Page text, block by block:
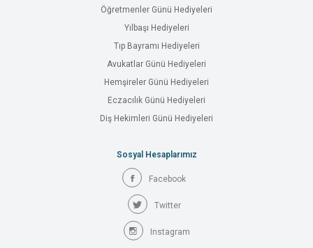
Öğretmenler Günü Hediyeleri
Yılbaşı Hediyeleri
Tıp Bayramı Hediyeleri
Avukatlar Günü Hediyeleri
Hemşireler Günü Hediyeleri
Eczacılık Günü Hediyeleri
Diş Hekimleri Günü Hediyeleri
Sosyal Hesaplarımız
Facebook
Twitter
Instagram